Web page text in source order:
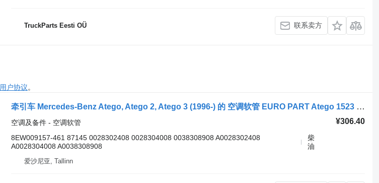
TruckParts Eesti OÜ 联系卖方
用户协议。
牵引车 Mercedes-Benz Atego, Atego 2, Atego 3 (1996-) 的 空调软管 EURO PART Atego 1523 (01.98-12.04) 8EW009157-461
¥306.40
空调及备件 - 空调软管
8EW009157-461 87145 0028302408 0028304008 0038308908 A0028302408
A0028304008 A0038308908
柴
油
爱沙尼亚, Tallinn